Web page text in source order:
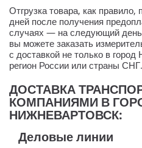
Отгрузка товара, как правило,
дней после получения
случаях — на следующий
вы можете заказать
с доставкой не только в
регион России или страны СНГ.
ДОСТАВКА
КОМПАНИЯМИ В
НИЖНЕВАРТОВСК:
Деловые линии